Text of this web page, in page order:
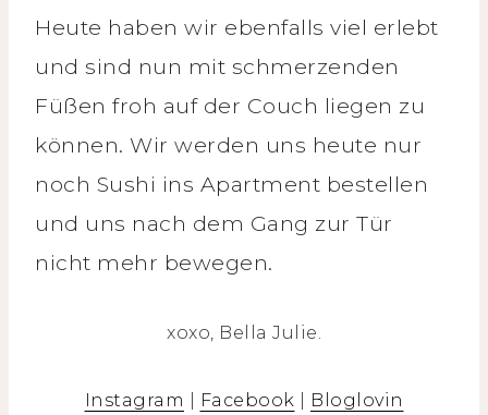
Heute haben wir ebenfalls viel erlebt
und sind nun mit schmerzenden
Füßen froh auf der Couch liegen zu
können. Wir werden uns heute nur
noch Sushi ins Apartment bestellen
und uns nach dem Gang zur Tür
nicht mehr bewegen.
xoxo, Bella Julie.
Instagram Facebook Bloglovin